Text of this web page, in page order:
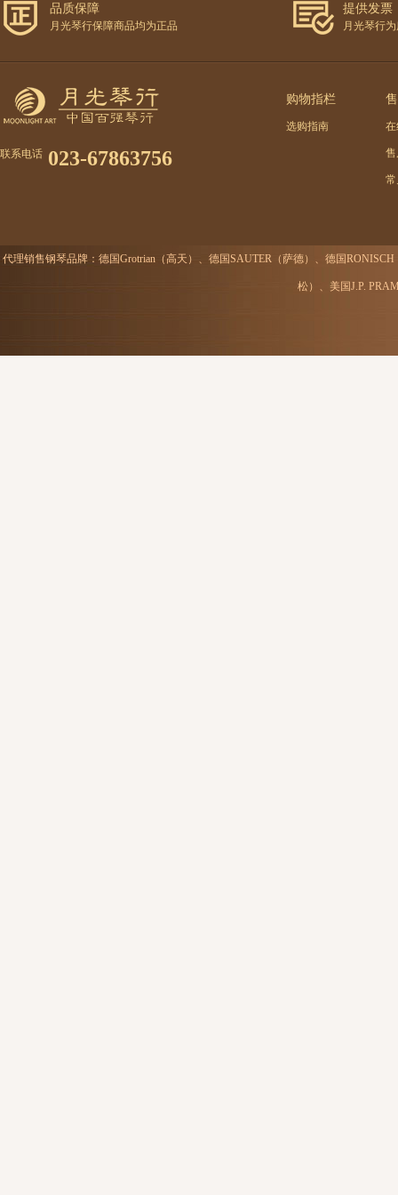
品质保障
月光琴行保障商品均为正品
提供发票
月光琴行
联系电话 023-67863756
购物指栏
选购指南 在
售
代理销售钢琴品牌：德国Grotrian（高天）、德国SAUTER（萨德）、德国
松）、美国J.P.